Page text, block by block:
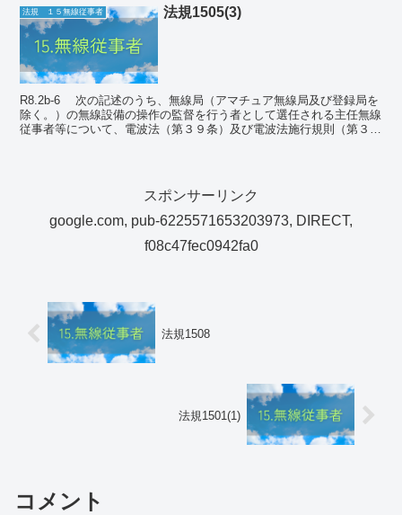
法規 １５無線従事者 法規1505(3)
R8.2b-6 次の記述のうち、無線局（アマチュア無線局及び登録局を
除く。）の無線設備の操作の監督を行う者として選任される主任無線
従事者等について、電波法（第３９条）及び電波法施行規則（第３４
スポンサーリンク
google.com, pub-6225571653203973, DIRECT,
f08c47fec0942fa0
法規1508
法規1501(1)
コメント